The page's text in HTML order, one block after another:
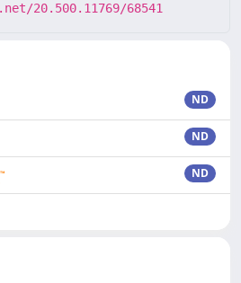
20.500.11769/68541
ND
ND
ND